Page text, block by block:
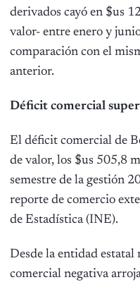
derivados cayó en $us
valor- entre enero y
comparación con el
anterior.
Déficit comercial
El déficit comercial de
de valor, los $us 505,8
semestre de la gestión
reporte de comercio
de Estadística (INE).
Desde la entidad estatal
comercial negativa